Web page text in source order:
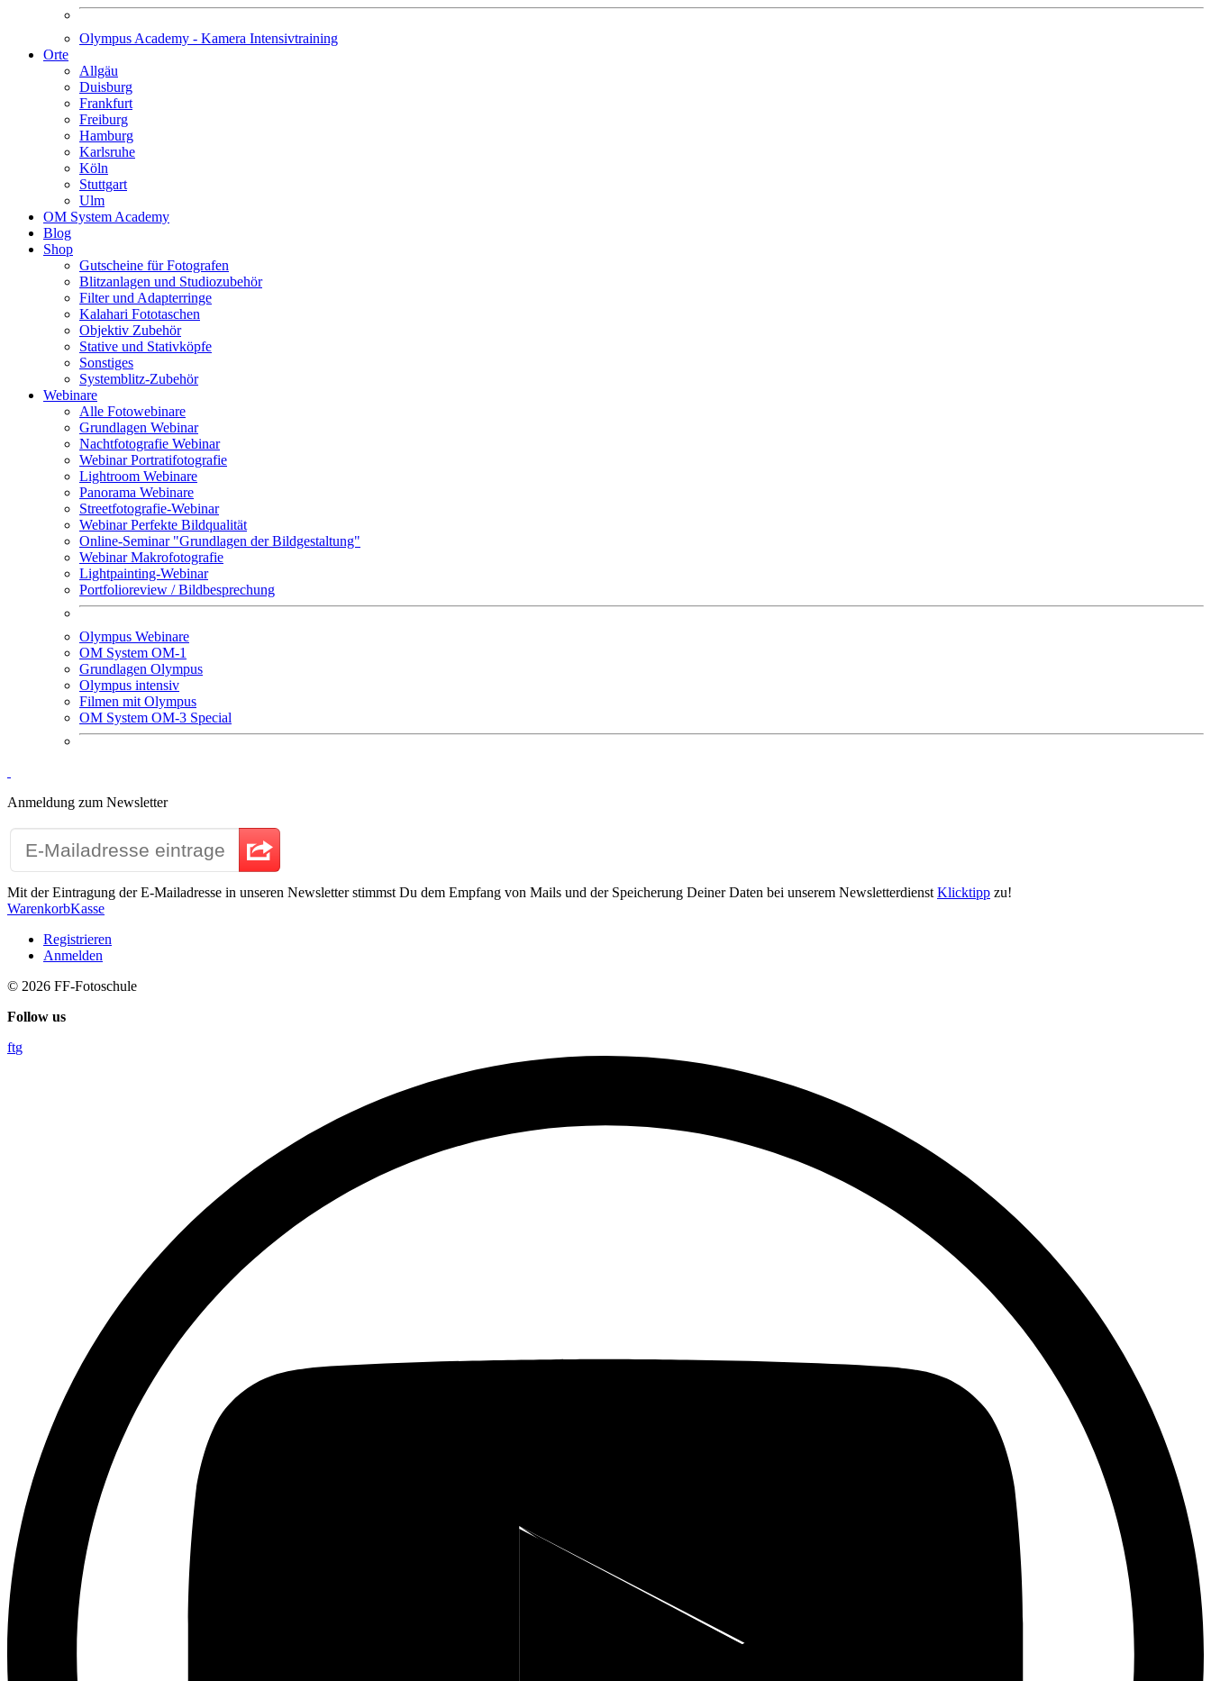
Olympus Academy - Kamera Intensivtraining
Orte
Allgäu
Duisburg
Frankfurt
Freiburg
Hamburg
Karlsruhe
Köln
Stuttgart
Ulm
OM System Academy
Blog
Shop
Gutscheine für Fotografen
Blitzanlagen und Studiozubehör
Filter und Adapterringe
Kalahari Fototaschen
Objektiv Zubehör
Stative und Stativköpfe
Sonstiges
Systemblitz-Zubehör
Webinare
Alle Fotowebinare
Grundlagen Webinar
Nachtfotografie Webinar
Webinar Portratifotografie
Lightroom Webinare
Panorama Webinare
Streetfotografie-Webinar
Webinar Perfekte Bildqualität
Online-Seminar "Grundlagen der Bildgestaltung"
Webinar Makrofotografie
Lightpainting-Webinar
Portfolioreview / Bildbesprechung
Olympus Webinare
OM System OM-1
Grundlagen Olympus
Olympus intensiv
Filmen mit Olympus
OM System OM-3 Special
Anmeldung zum Newsletter
Mit der Eintragung der E-Mailadresse in unseren Newsletter stimmst Du dem Empfang von Mails und der Speicherung Deiner Daten bei unserem Newsletterdienst Klicktipp zu!
WarenkorbKasse
Registrieren
Anmelden
© 2026 FF-Fotoschule
Follow us
ftg